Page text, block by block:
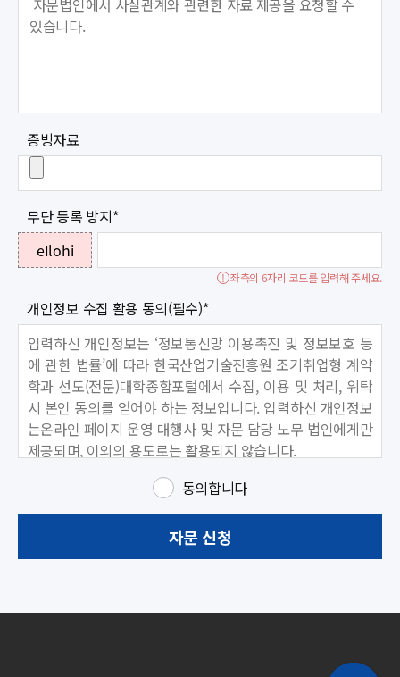
증빙자료
무단 등록 방지*
eIlohi
좌측의 6자리 코드를 입력해 주세요.
개인정보 수집 활용 동의(필수)*
입력하신 개인정보는 ‘정보통신망 이용촉진 및 정보보호 등
에 관한 법률’에 따라 한국산업기술진흥원 조기취업형 계약
학과 선도(전문)대학종합포털에서 수집, 이용 및 처리, 위탁
시 본인 동의를 얻어야 하는 정보입니다. 입력하신 개인정보
는온라인 페이지 운영 대행사 및 자문 담당 노무 법인에게만
제공되며, 이외의 용도로는 활용되지 않습니다.
동의합니다
자문 신청